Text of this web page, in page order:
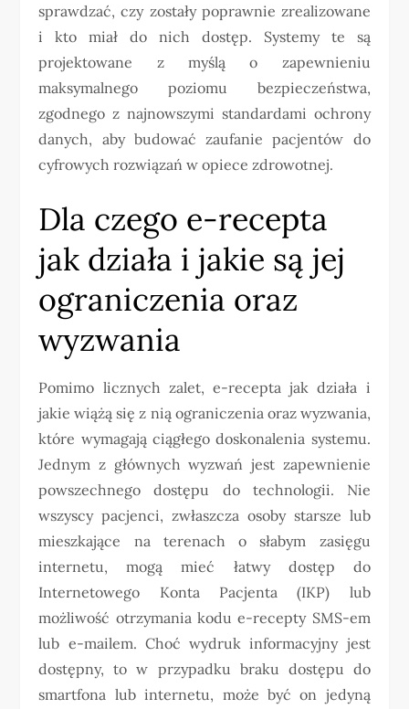
sprawdzać, czy zostały poprawnie zrealizowane
i kto miał do nich dostęp. Systemy te są
projektowane z myślą o zapewnieniu
maksymalnego poziomu bezpieczeństwa,
zgodnego z najnowszymi standardami ochrony
danych, aby budować zaufanie pacjentów do
cyfrowych rozwiązań w opiece zdrowotnej.
Dla czego e-recepta
jak działa i jakie są jej
ograniczenia oraz
wyzwania
Pomimo licznych zalet, e-recepta jak działa i
jakie wiążą się z nią ograniczenia oraz wyzwania,
które wymagają ciągłego doskonalenia systemu.
Jednym z głównych wyzwań jest zapewnienie
powszechnego dostępu do technologii. Nie
wszyscy pacjenci, zwłaszcza osoby starsze lub
mieszkające na terenach o słabym zasięgu
internetu, mogą mieć łatwy dostęp do
Internetowego Konta Pacjenta (IKP) lub
możliwość otrzymania kodu e-recepty SMS-em
lub e-mailem. Choć wydruk informacyjny jest
dostępny, to w przypadku braku dostępu do
smartfona lub internetu, może być on jedyną